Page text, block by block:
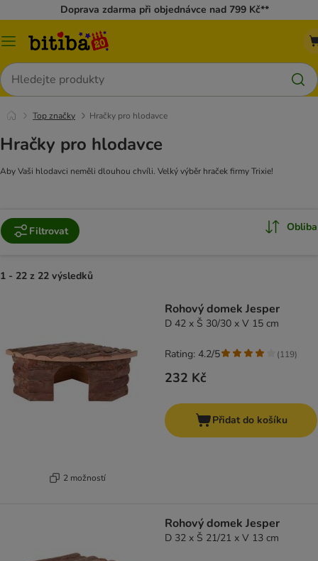
Doprava zdarma při objednávce nad 799 Kč**
Kategorie
Hledat
Top značky Hračky pro hlodavce
Hračky pro hlodavce
Aby Vaši hlodavci neměli dlouhou chvíli. Velký výběr hraček firmy Trixie!
Filtrovat Obliba
1 - 22 z 22 výsledků
2 možností
Rohový domek Jesper
D 42 x Š 30/30 x V 15 cm
232 Kč
Rating: 4.2/5 (119)
Přidat do košíku
Rohový domek Jesper
D 32 x Š 21/21 x V 13 cm